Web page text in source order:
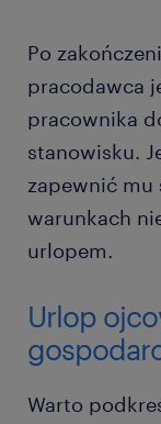
Po
pracodawca
pracownika
stanowisku.
zapewnić mu
warunkach
urlopem.
Urlop
Warto